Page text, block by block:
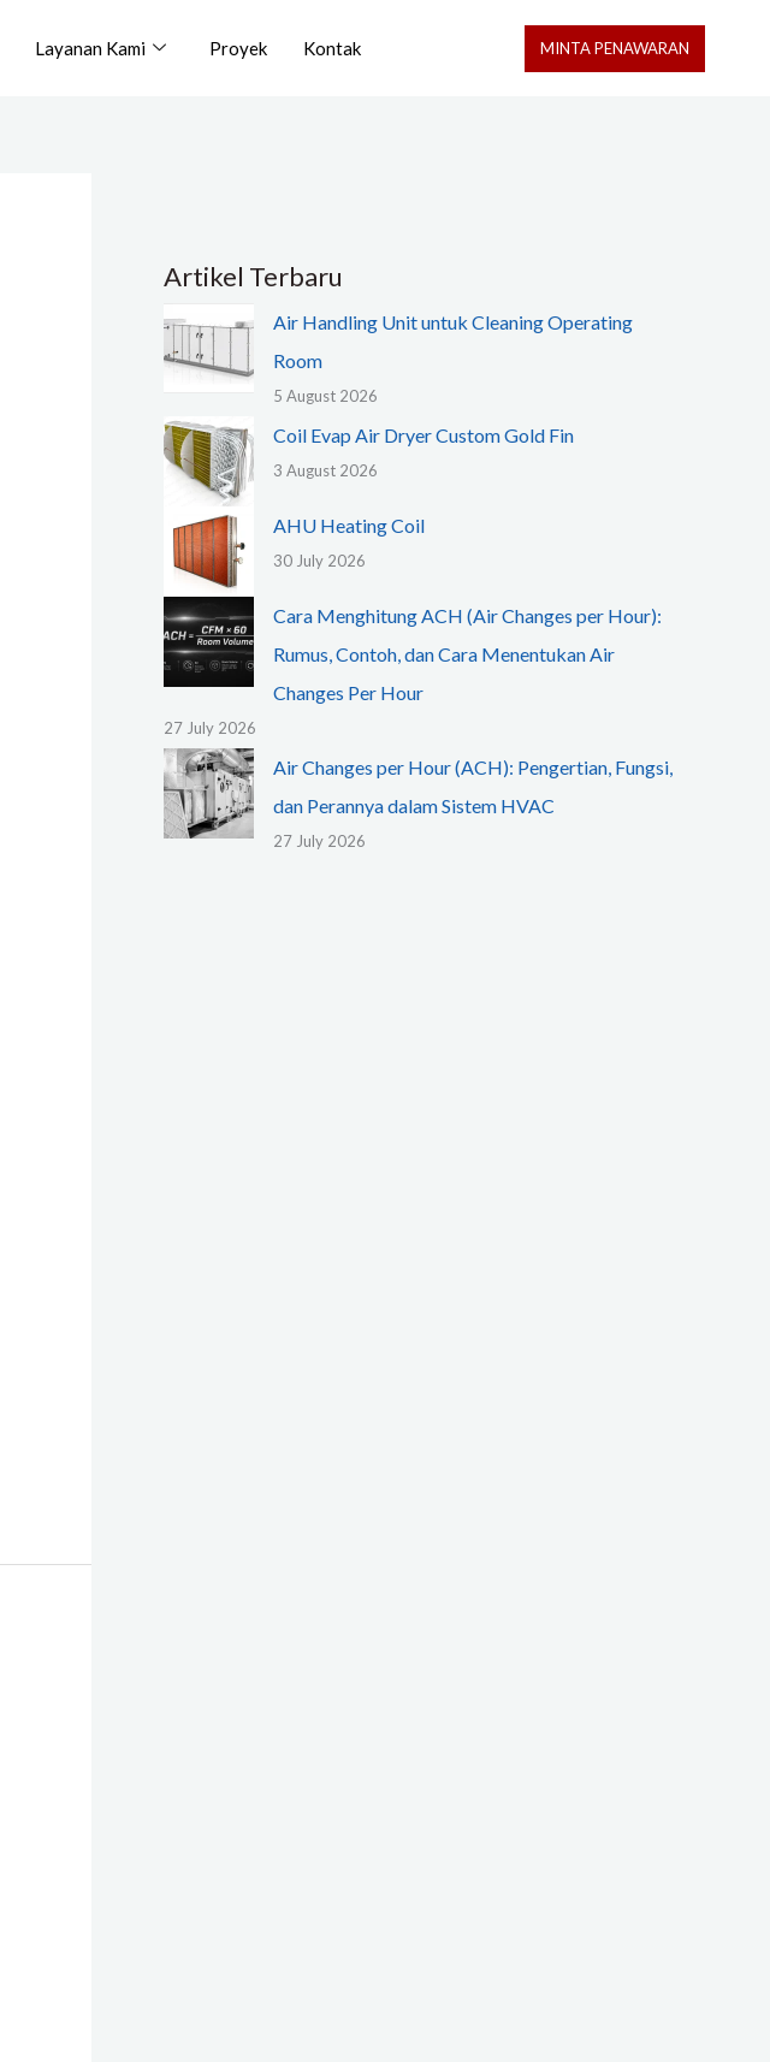
Layanan Kami Proyek Kontak MINTA PENAWARAN
Artikel Terbaru
Air Handling Unit untuk Cleaning Operating
Room
5 August 2026
Coil Evap Air Dryer Custom Gold Fin
3 August 2026
AHU Heating Coil
30 July 2026
Cara Menghitung ACH (Air Changes per Hour):
Rumus, Contoh, dan Cara Menentukan Air
Changes Per Hour
27 July 2026
Air Changes per Hour (ACH): Pengertian, Fungsi,
dan Perannya dalam Sistem HVAC
27 July 2026